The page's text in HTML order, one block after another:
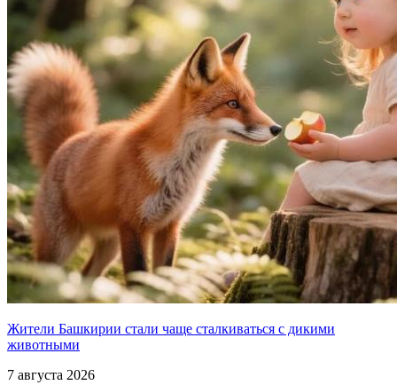
Жители Башкирии стали чаще сталкиваться с дикими
животными
7 августа 2026